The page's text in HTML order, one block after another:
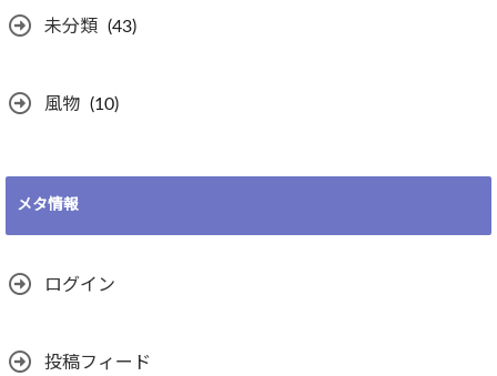
未分類 (43)
風物 (10)
メタ情報
ログイン
投稿フィード